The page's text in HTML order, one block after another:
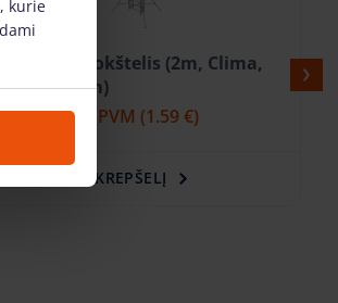
Aliuminis Bokštelis (2m, Clima,
0.85 m)
€/vnt. + PVM (1.59 €)
Į KREPŠELĮ
kurie